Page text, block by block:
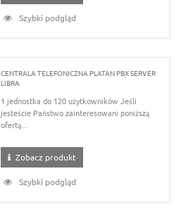
Szybki podgląd
CENTRALA TELEFONICZNA PLATAN PBX SERVER
LIBRA
1 jednostka do 120 użytkowników Jeśli
jesteście Państwo zainteresowani poniższą
ofertą...
Zobacz produkt
Szybki podgląd